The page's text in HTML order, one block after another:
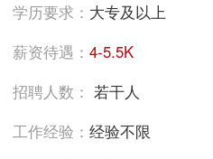
学历要求： 大专及以上
薪资待遇：4-5.5K
招聘人数：若干人
工作经验：经验不限